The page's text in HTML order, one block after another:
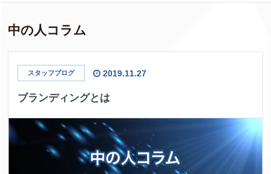
中の人コラム
スタッフブログ 2019.11.27
ブランディングとは